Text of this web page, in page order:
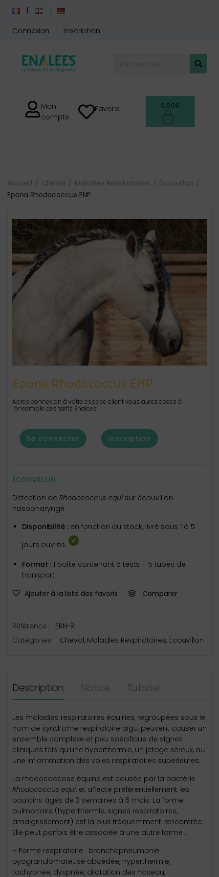
Connexion Inscription
Mon
compte
Favoris 0,00€
Accueil Cheval Maladies Respiratoires
Écouvillon
Epona Rhodococcus ENP
Epona Rhodococcus ENP
Après connexion à votre espace client vous aurez accès à
l’ensemble des tarifs Enalees.
Se connecter Inscription
ÉCOUVILLON
Détection de Rhodococcus equi sur écouvillon
nasopharyngé.
Disponibilité : en fonction du stock, livré sous 1 à 5
jours ouvrés.
Format : 1 boîte contenant 5 tests + 5 tubes de
transport
Ajouter à la liste des favoris
Comparer
Référence : ERN-R
Catégories : Cheval, Maladies Respiratoires, Écouvillon
Description Notice Tutoriel
Les maladies respiratoires équines, regroupées sous le
nom de syndrome respiratoire aigu, peuvent causer un
ensemble complexe et peu spécifique de signes
cliniques tels qu’une hyperthermie, un jetage séreux, ou
une inflammation des voies respiratoires supérieures.
La rhodococcose équine est causée par la bactérie
Rhodococcus equi, et affecte préférentiellement les
poulains âgés de 3 semaines à 6 mois. La forme
pulmonaire (hyperthermie, signes respiratoires,
amaigrissement) est la plus fréquemment rencontrée.
Elle peut parfois être associée à une autre forme :
– Forme respiratoire : bronchopneumonie
pyogranulomateuse abcédée, hyperthermie,
tachypnée, dyspnée, dilatation des naseau,